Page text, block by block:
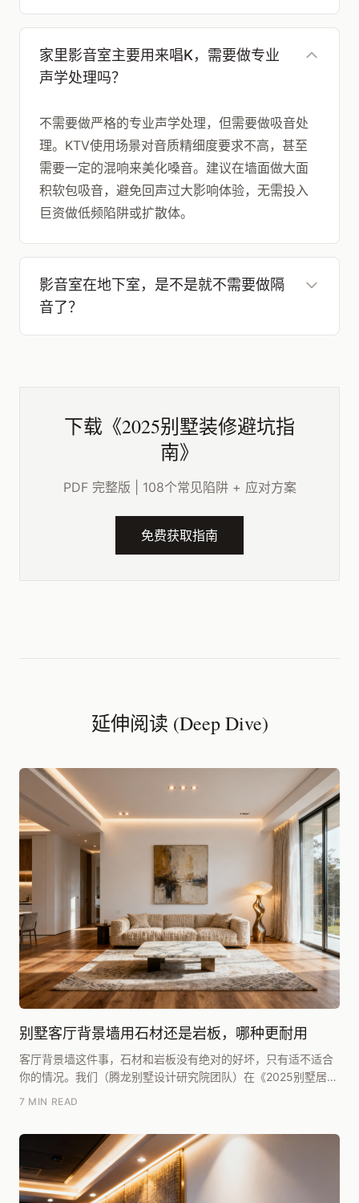
家里影音室主要用来唱K，需要做专业
声学处理吗？
不需要做严格的专业声学处理，但需要做吸音处
理。KTV使用场景对音质精细度要求不高，甚至
需要一定的混响来美化嗓音。建议在墙面做大面
积软包吸音，避免回声过大影响体验，无需投入
巨资做低频陷阱或扩散体。
影音室在地下室，是不是就不需要做隔
音了？
下载《2025别墅装修避坑指
南》
PDF 完整版 | 108个常见陷阱 + 应对方案
免费获取指南
延伸阅读 (Deep Dive)
别墅客厅背景墙用石材还是岩板，哪种更耐用
客厅背景墙这件事，石材和岩板没有绝对的好坏，只有适不适合
你的情况。我们（腾龙别墅设计研究院团队）在《2025别墅居住
7 MIN READ